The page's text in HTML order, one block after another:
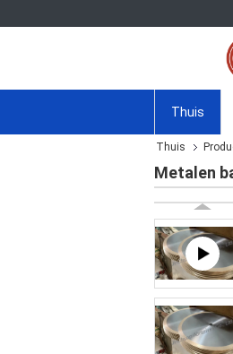
Thuis
Thuis
Metalen